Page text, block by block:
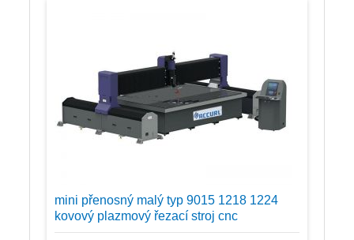
mini přenosný malý typ 9015 1218 1224
kovový plazmový řezací stroj cnc